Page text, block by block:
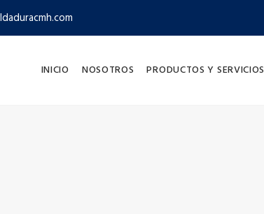
INICIO NOSOTROS PRODUCTOS Y SERVICIOS